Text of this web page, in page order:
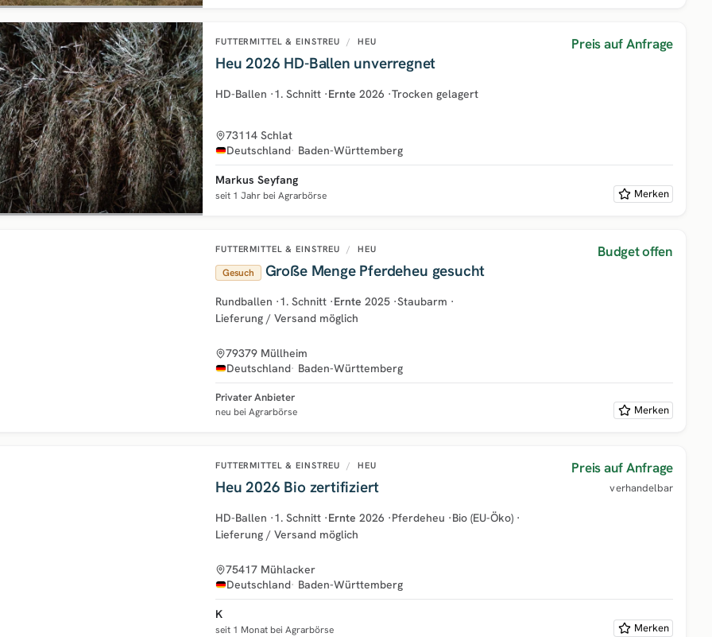
FUTTERMITTEL & EINSTREU / HEU
Heu 2026 HD-Ballen unverregnet
Preis auf Anfrage
HD-Ballen ·1. Schnitt ·Ernte 2026 ·Trocken gelagert
73114 Schlat
Deutschland Baden-Württemberg
Markus Seyfang
seit 1 Jahr bei Agrarbörse Merken
FUTTERMITTEL & EINSTREU / HEU
Gesuch Große Menge Pferdeheu gesucht
Budget offen
Rundballen ·1. Schnitt ·Ernte 2025 ·Staubarm ·
Lieferung / Versand möglich
79379 Müllheim
Deutschland Baden-Württemberg
Privater Anbieter
neu bei Agrarbörse Merken
FUTTERMITTEL & EINSTREU / HEU
Heu 2026 Bio zertifiziert
Preis auf Anfrage
verhandelbar
HD-Ballen ·1. Schnitt ·Ernte 2026 ·Pferdeheu ·Bio (EU-Öko) ·
Lieferung / Versand möglich
75417 Mühlacker
Deutschland Baden-Württemberg
K
seit 1 Monat bei Agrarbörse Merken